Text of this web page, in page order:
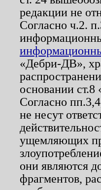
редакции не
Согласно ч.2.
«Дебри-ДВ»,
основании
Согласно
не несут
ущемляющих
они являются
фрагментов,